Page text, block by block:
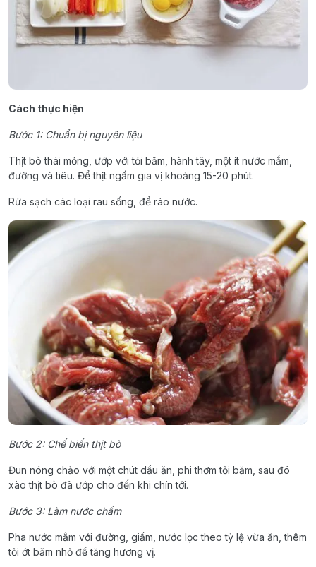
Cách thực hiện
Bước 1: Chuẩn bị nguyên liệu
Thịt bò thái mỏng, ướp với tỏi băm, hành tây, một ít nước mắm,
đường và tiêu. Để thịt ngấm gia vị khoảng 15-20 phút.
Rửa sạch các loại rau sống, để ráo nước.
Bước 2: Chế biến thịt bò
Đun nóng chảo với một chút dầu ăn, phi thơm tỏi băm, sau đó
xào thịt bò đã ướp cho đến khi chín tới.
Bước 3: Làm nước chấm
Pha nước mắm với đường, giấm, nước lọc theo tỷ lệ vừa ăn, thêm
tỏi ớt băm nhỏ để tăng hương vị.